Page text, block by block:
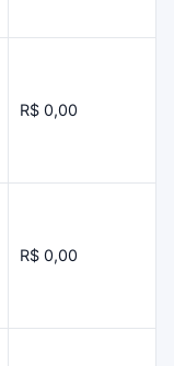
R$ 0,00
R$ 0,00